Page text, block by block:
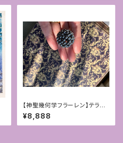
【神聖幾何学フラーレン】テラヘ
ルツ4mmパワーストーン
¥8,888